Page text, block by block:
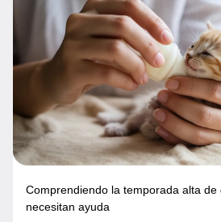
Comprendiendo la temporada alta de
necesitan ayuda